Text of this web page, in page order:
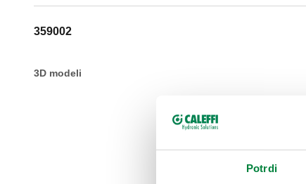
Potrdi
359002
3D modeli